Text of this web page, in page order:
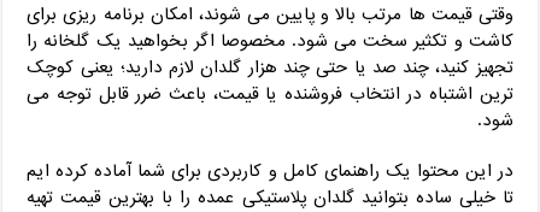
وقتی قیمت ‌ها مرتب بالا و پایین می‌ شوند، امکان برنامه‌ ریزی برای
کاشت و تکثیر سخت می‌ شود. مخصوصا اگر بخواهید یک گلخانه را
تجهیز کنید، چند صد یا حتی چند هزار گلدان لازم دارید؛ یعنی کوچک
‌ترین اشتباه در انتخاب فروشنده یا قیمت، باعث ضرر قابل‌ توجه می‌
شود.
در این محتوا یک راهنمای کامل و کاربردی برای شما آماده کرده ‌ایم
تا خیلی ساده بتوانید گلدان پلاستیکی عمده را با بهترین قیمت تهیه